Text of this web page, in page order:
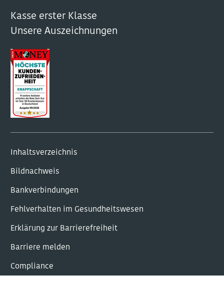
Kasse erster Klasse
Unsere Auszeichnungen
Inhaltsverzeichnis
Bildnachweis
Bankverbindungen
Fehlverhalten im Gesundheitswesen
Erklärung zur Barrierefreiheit
Barriere melden
Com­plian­ce